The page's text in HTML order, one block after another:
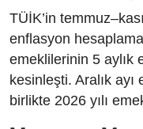
TÜİK’in
enflasyon
emeklilerinin 5 aylık
kesinleşti. Aralık ayı
birlikte 2026 yılı